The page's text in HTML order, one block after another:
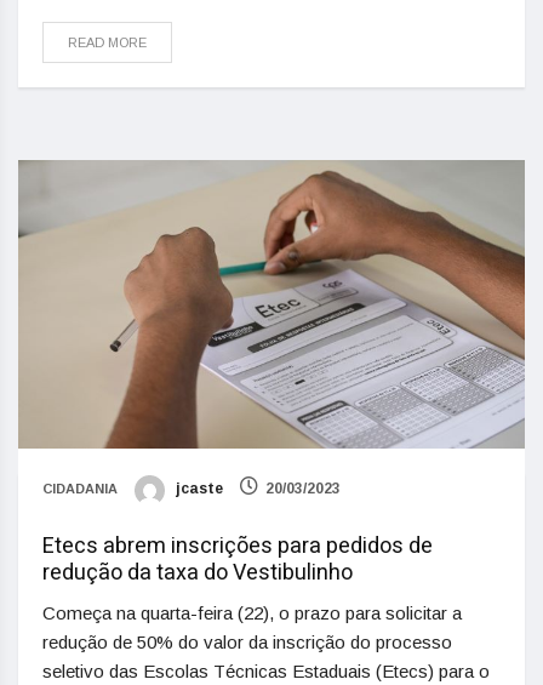
READ MORE
CIDADANIA jcaste 20/03/2023
Etecs abrem inscrições para pedidos de
redução da taxa do Vestibulinho
Começa na quarta-feira (22), o prazo para solicitar a
redução de 50% do valor da inscrição do processo
seletivo das Escolas Técnicas Estaduais (Etecs) para o